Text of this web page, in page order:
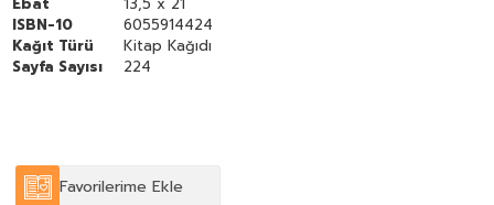
ISBN-10
6055914424
Kağıt Türü
Kitap Kağıdı
Sayfa Sayısı
224
Favorilerime Ekle